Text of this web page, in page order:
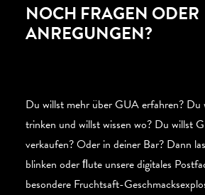
NOCH FRAGEN ODER
ANREGUNGEN?
Du willst mehr über GUA erfahren?
trinken und willst wissen wo? Du willst
verkaufen? Oder in deiner Bar? Dann
blinken oder ﬂute unsere digitales
besondere Fruchtsaft-